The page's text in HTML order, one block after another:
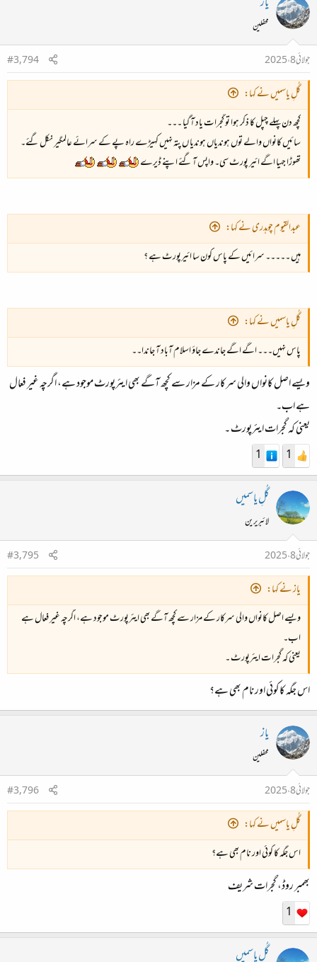
محفلین
جولائی 8، 2025
#3,794
گُلِ یاسمیں نے کہا:
کچھ دن پہلے چپل کا ذکر ہوا تو گجرات یاد آ گیا ۔۔۔
سائیں کانواں والے توں ہوندیاں ہوندیا ں پتہ نہیں کہیڑے راہ پے کے سرائے عالمگیر نکل گئے۔
تھوڑا جہیا اگے ائیر پورٹ سی۔ واپس آ گئے اپنے ڈیرے
عبدالقیوم چوہدری نے کہا:
ہیں ۔۔۔۔۔ سرائیں کے پاس کون سا ائیرپورٹ ہے ؟
گُلِ یاسمیں نے کہا:
پاس نہیں۔۔۔ اگے اگے جاندے جاؤ اسلام آباد آ جاندا۔۔
ویسے اصل کانواں والی سرکار کے مزار سے کچھ آگے بھی ایئرپورٹ موجود ہے، اگرچہ غیر فعال
ہے اب۔
یعنی کہ گجرات ایئرپورٹ ۔
1
1
گُلِ یاسمیں
لائبریرین
جولائی 8، 2025
#3,795
یاز نے کہا:
ویسے اصل کانواں والی سرکار کے مزار سے کچھ آگے بھی ایئرپورٹ موجود ہے، اگرچہ غیر فعال ہے
اب۔
یعنی کہ گجرات ایئرپورٹ ۔
اس جگہ کا کوئی اور نام بھی ہے؟
یاز
محفلین
جولائی 8، 2025
#3,796
گُلِ یاسمیں نے کہا:
اس جگہ کا کوئی اور نام بھی ہے؟
بھمبر روڈ، گجرات شریف
1
گُلِ یاسمیں